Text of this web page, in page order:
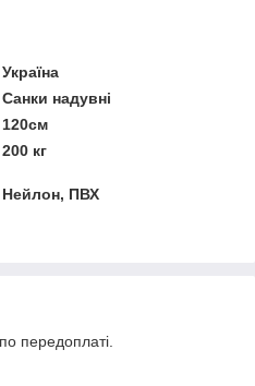
Україна
Санки надувні
120см
200 кг
Нейлон, ПВХ
передоплаті.